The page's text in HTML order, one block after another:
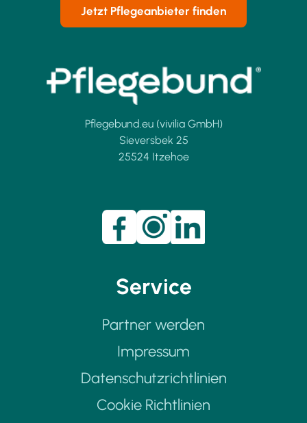
Jetzt Pflegeanbieter finden
Pflegebund.eu (vivilia GmbH)
Sieversbek 25
25524 Itzehoe
Service
Partner werden
Impressum
Datenschutzrichtlinien
Cookie Richtlinien